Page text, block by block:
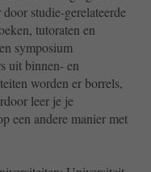
studie-gerelateerde
tutoraten en
symposium
uit binnen- en
worden er borrels,
leer je je
een andere manier met